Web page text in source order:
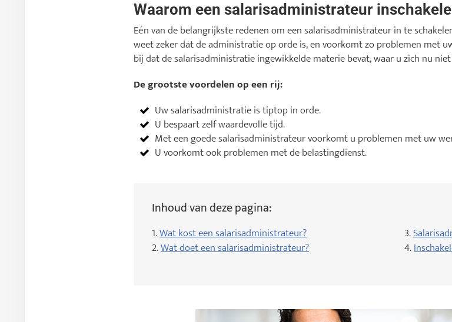
Waarom een salarisadministrateur
Eén van de belangrijkste redenen om een salarisadministrateur in te
weet zeker dat de administratie op orde is, en voorkomt zo problemen met
bij dat de salarisadministratie ingewikkelde materie bevat, waar u zich nu
De grootste voordelen op een rij:
Uw salarisadministratie is tiptop in orde.
U bespaart zelf waardevolle tijd.
Met een goede salarisadministrateur voorkomt u problemen met uw
U voorkomt ook problemen met de belastingdienst.
Inhoud van deze pagina:
1.Wat kost een salarisadministrateur?
2.Wat doet een salarisadministrateur?
3.
4.